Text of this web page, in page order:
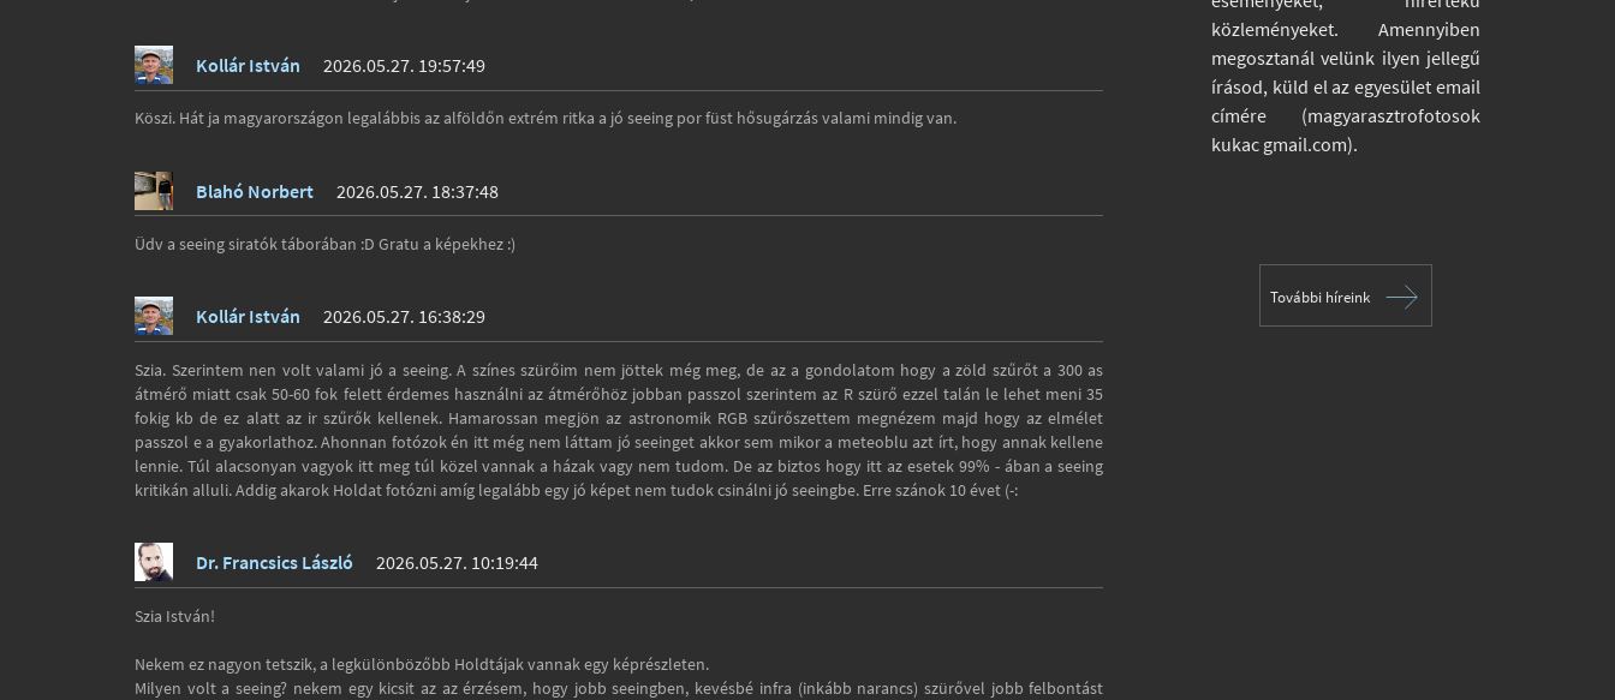
Kollár István 2026.05.27. 19:57:49
Köszi. Hát ja magyarországon legalábbis az alföldőn extrém ritka a jó seeing por füst hősugárzás valami mindig van.
Blahó Norbert 2026.05.27. 18:37:48
Üdv a seeing siratók táborában :D Gratu a képekhez :)
Kollár István 2026.05.27. 16:38:29
Szia. Szerintem nen volt valami jó a seeing. A színes szürőim nem jöttek még meg, de az a gondolatom hogy a zöld szűrőt a 300 as
átmérő miatt csak 50-60 fok felett érdemes használni az átmérőhöz jobban passzol szerintem az R szürő ezzel talán le lehet meni 35
fokig kb de ez alatt az ir szűrők kellenek. Hamarossan megjön az astronomik RGB szűrőszettem megnézem majd hogy az elmélet
passzol e a gyakorlathoz. Ahonnan fotózok én itt még nem láttam jó seeinget akkor sem mikor a meteoblu azt írt, hogy annak kellene
lennie. Túl alacsonyan vagyok itt meg túl közel vannak a házak vagy nem tudom. De az biztos hogy itt az esetek 99% - ában a seeing
kritikán alluli. Addig akarok Holdat fotózni amíg legalább egy jó képet nem tudok csinálni jó seeingbe. Erre szánok 10 évet (-:
Dr. Francsics László 2026.05.27. 10:19:44
Szia István!
Nekem ez nagyon tetszik, a legkülönbözőbb Holdtájak vannak egy képrészleten.
Milyen volt a seeing? nekem egy kicsit az az érzésem, hogy jobb seeingben, kevésbé infra (inkább narancs) szürővel jobb felbontást
közleményeket. Amennyiben
megosztanál velünk ilyen jellegű
írásod, küld el az egyesület email
címére (magyarasztrofotosok
kukac gmail.com).
További híreink